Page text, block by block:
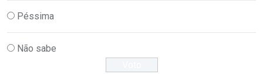
Péssima
Não sabe